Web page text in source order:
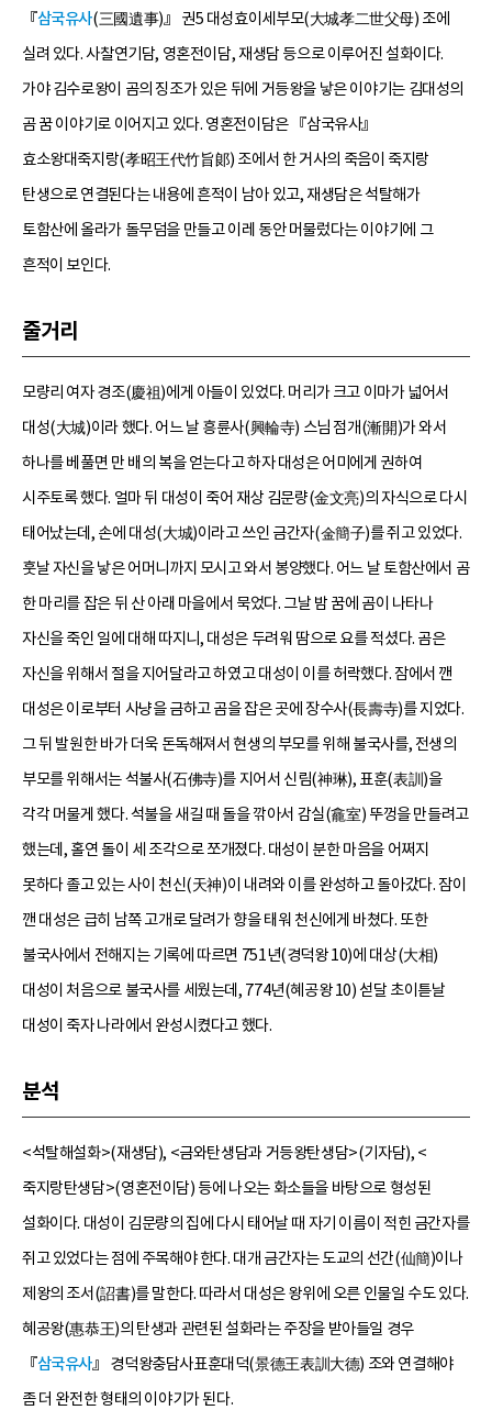
『삼국유사(三國遺事)』 권5 대성효이세부모(大城孝二世父母) 조에
실려 있다. 사찰연기담, 영혼전이담, 재생담 등으로 이루어진 설화이다.
가야 김수로왕이 곰의 징조가 있은 뒤에 거등왕을 낳은 이야기는 김대성의
곰 꿈 이야기로 이어지고 있다. 영혼전이담은 『삼국유사』
효소왕대죽지랑(孝昭王代竹旨郞) 조에서 한 거사의 죽음이 죽지랑
탄생으로 연결된다는 내용에 흔적이 남아 있고, 재생담은 석탈해가
토함산에 올라가 돌무덤을 만들고 이레 동안 머물렀다는 이야기에 그
흔적이 보인다.
줄거리
모량리 여자 경조(慶祖)에게 아들이 있었다. 머리가 크고 이마가 넓어서
대성(大城)이라 했다. 어느 날 흥륜사(興輪寺) 스님 점개(漸開)가 와서
하나를 베풀면 만 배의 복을 얻는다고 하자 대성은 어미에게 권하여
시주토록 했다. 얼마 뒤 대성이 죽어 재상 김문량(金文亮)의 자식으로 다시
태어났는데, 손에 대성(大城)이라고 쓰인 금간자(金簡子)를 쥐고 있었다.
훗날 자신을 낳은 어머니까지 모시고 와서 봉양했다. 어느 날 토함산에서 곰
한 마리를 잡은 뒤 산 아래 마을에서 묵었다. 그날 밤 꿈에 곰이 나타나
자신을 죽인 일에 대해 따지니, 대성은 두려워 땀으로 요를 적셨다. 곰은
자신을 위해서 절을 지어달라고 하였고 대성이 이를 허락했다. 잠에서 깬
대성은 이로부터 사냥을 금하고 곰을 잡은 곳에 장수사(長壽寺)를 지었다.
그 뒤 발원한 바가 더욱 돈독해져서 현생의 부모를 위해 불국사를, 전생의
부모를 위해서는 석불사(石佛寺)를 지어서 신림(神琳), 표훈(表訓)을
각각 머물게 했다. 석불을 새길 때 돌을 깎아서 감실(龕室) 뚜껑을 만들려고
했는데, 홀연 돌이 세 조각으로 쪼개졌다. 대성이 분한 마음을 어쩌지
못하다 졸고 있는 사이 천신(天神)이 내려와 이를 완성하고 돌아갔다. 잠이
깬 대성은 급히 남쪽 고개로 달려가 향을 태워 천신에게 바쳤다. 또한
불국사에서 전해지는 기록에 따르면 751년(경덕왕 10)에 대상(大相)
대성이 처음으로 불국사를 세웠는데, 774년(혜공왕 10) 섣달 초이튿날
대성이 죽자 나라에서 완성시켰다고 했다.
분석
<석탈해설화>(재생담), <금와탄생담과 거등왕탄생담>(기자담), <
죽지랑탄생담>(영혼전이담) 등에 나오는 화소들을 바탕으로 형성된
설화이다. 대성이 김문량의 집에 다시 태어날 때 자기 이름이 적힌 금간자를
쥐고 있었다는 점에 주목해야 한다. 대개 금간자는 도교의 선간(仙簡)이나
제왕의 조서(詔書)를 말한다. 따라서 대성은 왕위에 오른 인물일 수도 있다.
혜공왕(惠恭王)의 탄생과 관련된 설화라는 주장을 받아들일 경우
『삼국유사』 경덕왕충담사표훈대덕(景德王表訓大德) 조와 연결해야
좀 더 완전한 형태의 이야기가 된다.